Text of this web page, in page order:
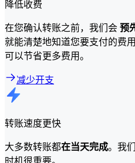
降低收费
在您确认转账之前，我们会 预
就能清楚地知道您要支付的费
可以节省更多费用。
减少开支
转账速度更快
大多数转账都在当天完成。我
时机很重要。